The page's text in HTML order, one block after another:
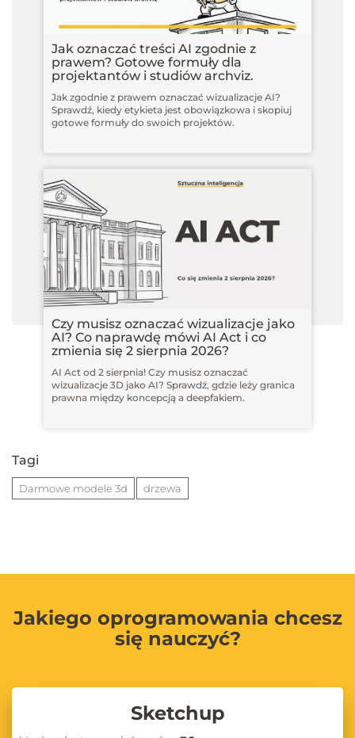
Jak oznaczać treści AI zgodnie z
prawem? Gotowe formuły dla
projektantów i studiów archviz.
Jak zgodnie z prawem oznaczać wizualizacje AI?
Sprawdź, kiedy etykieta jest obowiązkowa i skopiuj
gotowe formuły do swoich projektów.
Czy musisz oznaczać wizualizacje jako
AI? Co naprawdę mówi AI Act i co
zmienia się 2 sierpnia 2026?
AI Act od 2 sierpnia! Czy musisz oznaczać
wizualizacje 3D jako AI? Sprawdź, gdzie leży granica
prawna między koncepcją a deepfakiem.
Tagi
Darmowe modele 3d drzewa
Jakiego oprogramowania chcesz
się nauczyć?
Sketchup